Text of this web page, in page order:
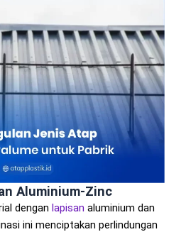
Aluminium-Zinc
dengan lapisan aluminium dan
ini menciptakan perlindungan